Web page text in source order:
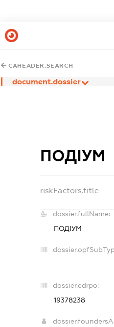
CAHEADER.SEARCH
document.dossier
ПОДІУМ
riskFactors.title
dossier.fullName:
ПОДІУМ
-
dossier.edrpo:
19378238